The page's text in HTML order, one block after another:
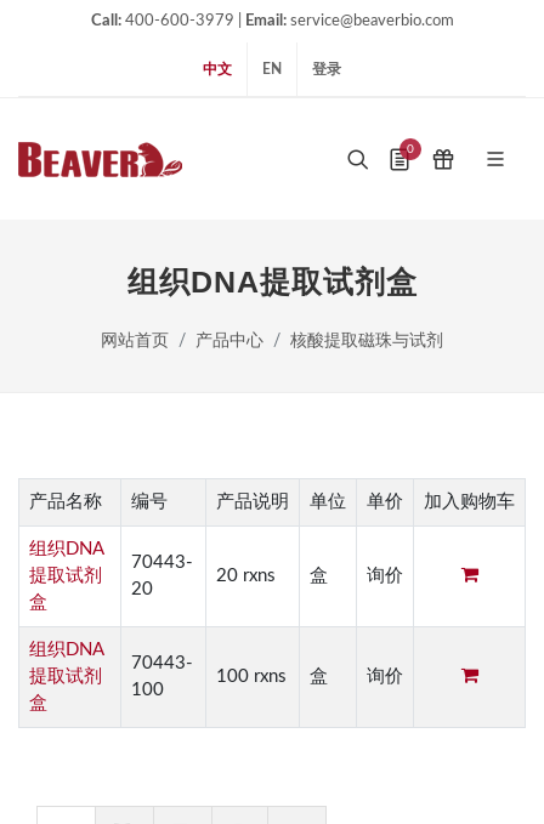
Call:400-600-3979 | Email:service@beaverbio.com
中文 EN 登录
0
组织DNA提取试剂盒
网站首页 产品中心 核酸提取磁珠与试剂
产品名称 编号 产品说明 单位 单价 加入购物车
组织DNA
提取试剂
盒
70443-
20
20 rxns 盒 询价
组织DNA
提取试剂
盒
70443-
100
100 rxns 盒 询价